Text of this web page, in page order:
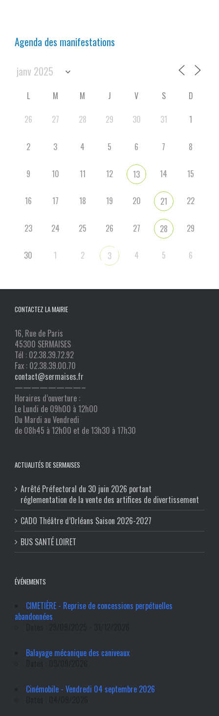
Agenda des manifestations
L M M J V S
D
26
27 28 29 30 31 1
2 3 4 5 6 7 8
9 10 11 12 13 14 15
16 17 18 19 20 21 22
23 24 25 26 27 28 29
30 1 2 3 4 5 6
CONTACTEZ LA MAIRIE
16, Rue de Paris
45300 SERMAISES
Tél : 02.38.39.72.92
Fax : 02.38.39.00.70
contact@sermaises.fr
————————–
Horaires d’ouverture :
Le Lundi de 09h00 à 12h00
Du Mardi au Vendredi
de 08h45 à 12h00 et de 13h30 à 17h30
ACTUALITÉS DE SERMAISES
Arrêté Préfectoral du 30 juin 2026 portant
réglementation de la vente des artifices de divertissement
CADO Théâtre d’Orléans Saison 2026-2027
BUS SANTÉ LOIRET
ÉVÉNEMENTS
CIMETIÈRE - Reprise de concessions perpétuelles
abandonnées
Balayage mécanique des caniveaux
Cinémobile - Vendredi 04 septembre 2026